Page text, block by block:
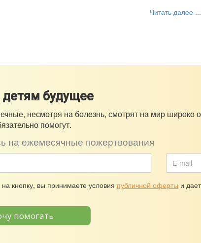
Читать далее ...
будущее
несмотря на болезнь, смотрят на мир широко
помогут.
на ежемесячные пожертвования
кнопку, вы принимаете условия публичной оферты и
помогать